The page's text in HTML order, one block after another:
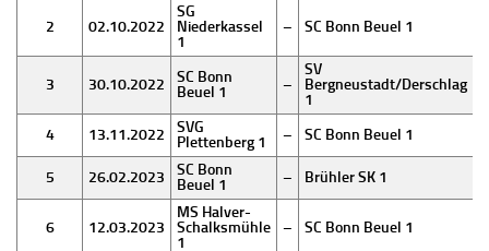
2 02.10.2022
SG
Niederkassel
1
– SC Bonn Beuel 1
3 30.10.2022
SC Bonn
Beuel 1
–
SV
Bergneustadt/Derschlag
1
4
13.11.2022
SVG
Plettenberg 1
– SC Bonn Beuel 1
5 26.02.2023
SC Bonn
Beuel 1
– Brühler SK 1
6 12.03.2023
MS Halver-
Schalksmühle
1
– SC Bonn Beuel 1